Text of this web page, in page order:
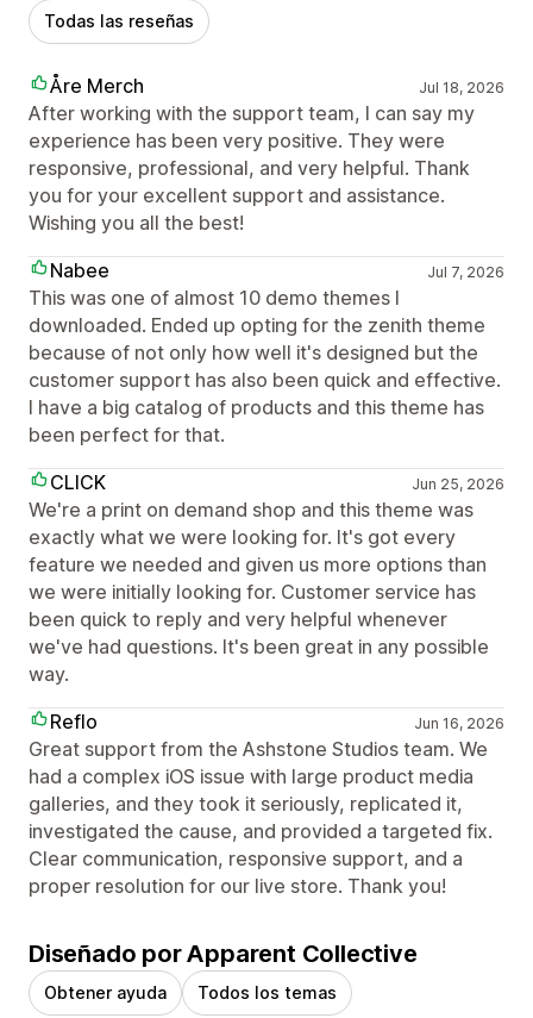
Todas las reseñas
Åre Merch Jul 18, 2026
After working with the support team, I can say my
experience has been very positive. They were
responsive, professional, and very helpful. Thank
you for your excellent support and assistance.
Wishing you all the best!
Nabee
Jul 7, 2026
This was one of almost 10 demo themes I
downloaded. Ended up opting for the zenith theme
because of not only how well it's designed but the
customer support has also been quick and effective.
I have a big catalog of products and this theme has
been perfect for that.
CLICK
Jun 25, 2026
We're a print on demand shop and this theme was
exactly what we were looking for. It's got every
feature we needed and given us more options than
we were initially looking for. Customer service has
been quick to reply and very helpful whenever
we've had questions. It's been great in any possible
way.
Reflo
Jun 16, 2026
Great support from the Ashstone Studios team. We
had a complex iOS issue with large product media
galleries, and they took it seriously, replicated it,
investigated the cause, and provided a targeted fix.
Clear communication, responsive support, and a
proper resolution for our live store. Thank you!
Diseñado por Apparent Collective
Obtener ayuda Todos los temas